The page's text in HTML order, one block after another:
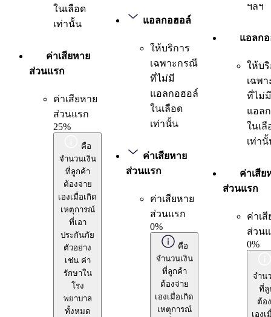
ในเลือด
เท่านั้น
ค่าเสียหาย
ส่วนแรก
ค่าเสียหาย
ส่วนแรก
25%
คือ
จำนวนเงิน
ที่ลูกค้า
ต้องจ่าย
เองเมื่อเกิด
เหตุการณ์
ที่เอา
ประกันภัย
ตัวอย่าง
เช่น ค่า
รักษาใน
โรง
พยาบาล
ทั้งหมด
แอลกอฮอล์
ให้บริการ
เฉพาะกรณี
ที่ไม่มี
แอลกอฮอล์
ในเลือด
เท่านั้น
ค่าเสียหาย
ส่วนแรก
ค่าเสียหาย
ส่วนแรก
0%
คือ
จำนวนเงิน
ที่ลูกค้า
ต้องจ่าย
เองเมื่อเกิด
เหตุการณ์
ฯลฯ
แอลก
ให้บ
เฉพ
ที่ไม่มี
แอล
ในเลื
เท่า
ค่าเสีย
ส่วนแรก
ค่าเ
ส่วน
0%
จำน
ที่ลู
ต้อ
เองเ